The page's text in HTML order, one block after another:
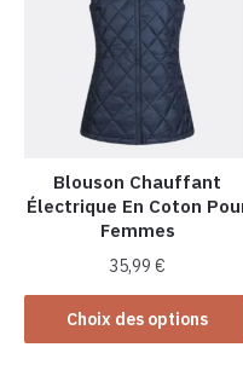
Blouson Chauffant
Électrique En Coton
Femmes
35,99€
Choix des options
Ce
produit